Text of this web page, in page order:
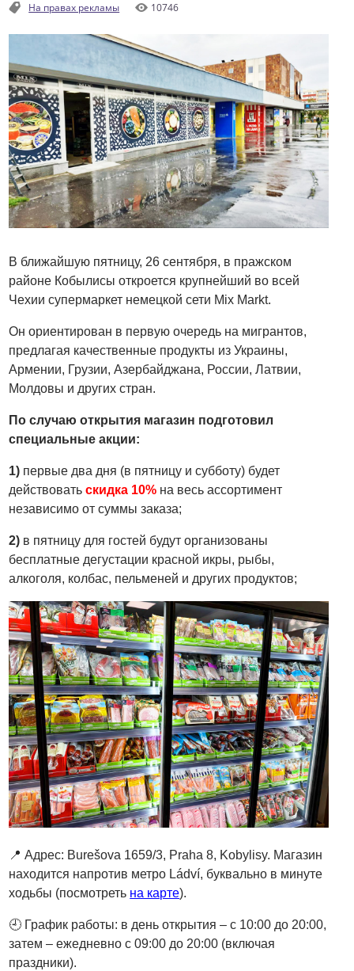
На правах рекламы
10746
В ближайшую пятницу, 26 сентября, в пражском
районе Кобылисы откроется крупнейший во всей
Чехии супермаркет немецкой сети Mix Markt.
Он ориентирован в первую очередь на мигрантов,
предлагая качественные продукты из Украины,
Армении, Грузии, Азербайджана, России, Латвии,
Молдовы и других стран.
По случаю открытия магазин подготовил
специальные акции:
1) первые два дня (в пятницу и субботу) будет
действоватьскидка 10% на весь ассортимент
независимо от суммы заказа;
2) в пятницу для гостей будут организованы
бесплатные дегустации красной икры, рыбы,
алкоголя, колбас, пельменей и других продуктов;
📍 Адрес: Burešova 1659/3, Praha 8, Kobylisy. Магазин
находится напротив метро Ládví, буквально в минуте
ходьбы (посмотреть на карте).
🕘 График работы: в день открытия – с 10:00 до 20:00,
затем – ежедневно с 09:00 до 20:00 (включая
праздники).